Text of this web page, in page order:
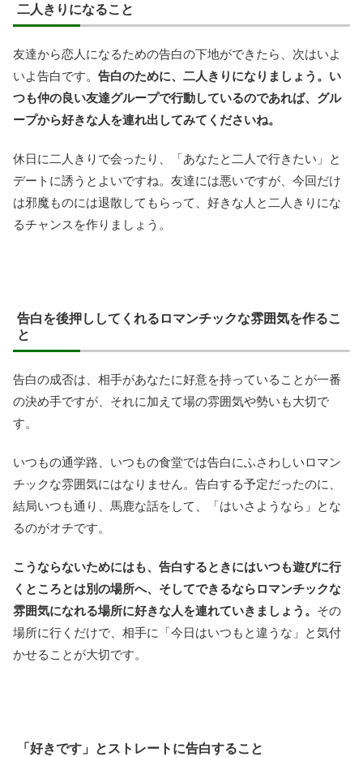
二人きりになること
友達から恋人になるための告白の下地ができたら、次はいよ
いよ告白です。 告白のために、二人きりになりましょう。い
つも仲の良い友達グループで行動しているのであれば、グル
ープから好きな人を連れ出してみてくださいね。
休日に二人きりで会ったり、「あなたと二人で行きたい」と
デートに誘うとよいですね。友達には悪いですが、今回だけ
は邪魔ものには退散してもらって、好きな人と二人きりにな
るチャンスを作りましょう。
告白を後押ししてくれるロマンチックな雰囲気を作るこ
と
告白の成否は、相手があなたに好意を持っていることが一番
の決め手ですが、それに加えて場の雰囲気や勢いも大切で
す。
いつもの通学路、いつもの食堂では告白にふさわしいロマン
チックな雰囲気にはなりません。告白する予定だったのに、
結局いつも通り、馬鹿な話をして、「はいさようなら」とな
るのがオチです。
こうならないためにはも、告白するときにはいつも遊びに行
くところとは別の場所へ、そしてできるならロマンチックな
雰囲気になれる場所に好きな人を連れていきましょう。 その
場所に行くだけで、相手に「今日はいつもと違うな」と気付
かせることが大切です。
「好きです」とストレートに告白すること